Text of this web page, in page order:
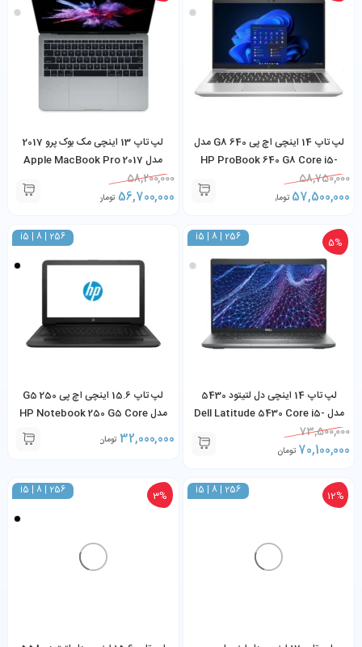
لپ تاپ 14 اینچی اچ پی 640 G8 مدل
HP ProBook 640 G8 Core i5-
1145G7 8GB 256GB SSD
58,750,000
57,500,000 تومان
لپ تاپ 13 اینچی مک بوک پرو 2017
مدل Apple MacBook Pro 2017
Core i5 8GB 128GB58,200,000
56,700,000 تومان
i5 | 8 | 256 5%
لپ تاپ 14 اینچی دل لتیتود 5430
مدل Dell Latitude 5430 Core i5-
1235U 8GB RAM 256GB SSD
73,500,000
70,100,000 تومان
i5 | 8 | 256
لپ تاپ 15.6 اینچی اچ پی 250 G5
مدل HP Notebook 250 G5 Core
i5-6200U 8GB 256GB SSD32,000,000 تومان
i5 | 8 | 256 12%
i5 | 8 | 256 3%